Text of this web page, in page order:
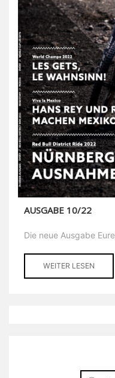
AUSGABE 10/22
Die neue Ausgabe
WEITER LESEN